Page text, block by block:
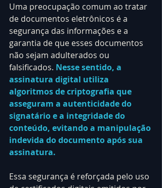
Uma preocupação comum ao tratar
de documentos eletrônicos é a
segurança das informações e a
garantia de que esses documentos
não sejam adulterados ou
falsificados. Nesse sentido, a
assinatura digital utiliza
algoritmos de criptografia que
asseguram a autenticidade do
signatário e a integridade do
conteúdo, evitando a manipulação
indevida do documento após sua
assinatura.
Essa segurança é reforçada pelo uso